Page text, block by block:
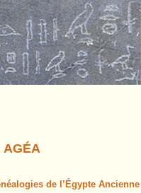
AGÉA
de l’Égypte Ancienne